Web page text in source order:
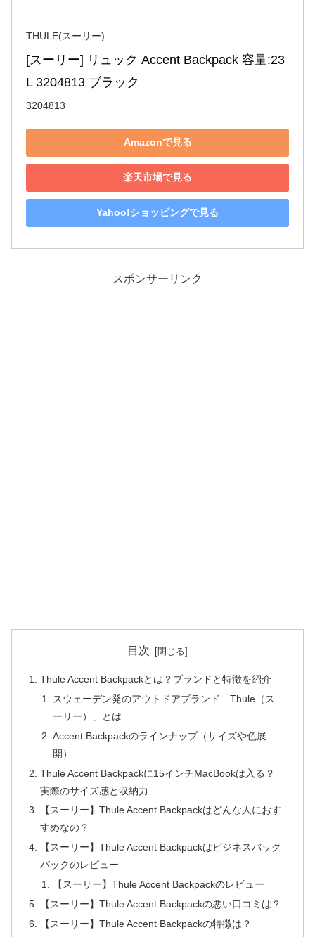
THULE(スーリー)
[スーリー] リュック Accent Backpack 容量:23
L 3204813 ブラック
3204813
Amazonで見る
楽天市場で見る
Yahoo!ショッピングで見る
スポンサーリンク
目次
Thule Accent Backpackとは？ブランドと特徴を紹介
スウェーデン発のアウトドアブランド「Thule（ス
ーリー）」とは
Accent Backpackのラインナップ（サイズや色展
開）
Thule Accent Backpackに15インチMacBookは入る？
実際のサイズ感と収納力
【スーリー】Thule Accent Backpackはどんな人におす
すめなの？
【スーリー】Thule Accent Backpackはビジネスバック
パックのレビュー
【スーリー】Thule Accent Backpackのレビュー
【スーリー】Thule Accent Backpackの悪い口コミは？
【スーリー】Thule Accent Backpackの特徴は？